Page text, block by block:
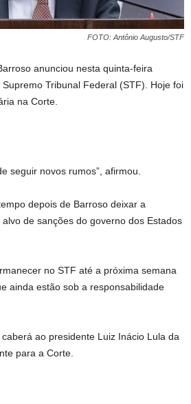
FOTO: Antônio Augusto/STF
anunciou nesta quinta-feira
Tribunal Federal (STF). Hoje foi
na Corte.
seguir novos rumos”, afirmou.
depois de Barroso deixar a
de sanções do governo dos Estados
no STF até a próxima semana
ainda estão sob a responsabilidade
ao presidente Luiz Inácio Lula da
para a Corte.